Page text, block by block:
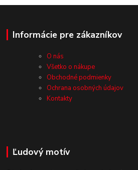
Informácie pre zákazníkov
O nás
Všetko o nákupe
Obchodné podmienky
Ochrana osobných údajov
Kontakty
Ľudový motív